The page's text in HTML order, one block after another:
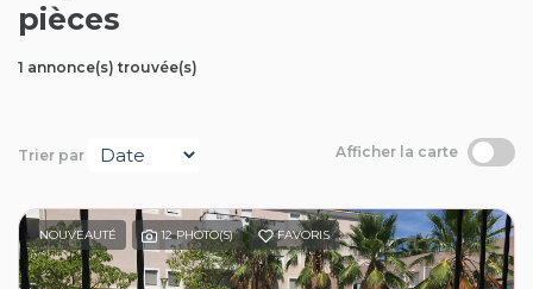
L'agence
Extranet
Estimation
pièces
1 annonce(s) trouvée(s)
Trier par Afficher la carte
NOUVEAUTÉ 12 PHOTO(S) FAVORIS